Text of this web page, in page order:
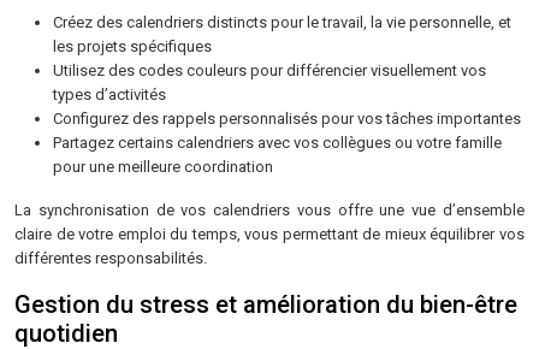
Créez des calendriers distincts pour le travail, la vie personnelle, et
les projets spécifiques
Utilisez des codes couleurs pour différencier visuellement vos
types d’activités
Configurez des rappels personnalisés pour vos tâches importantes
Partagez certains calendriers avec vos collègues ou votre famille
pour une meilleure coordination
La synchronisation de vos calendriers vous offre une vue d’ensemble
claire de votre emploi du temps, vous permettant de mieux équilibrer vos
différentes responsabilités.
Gestion du stress et amélioration du bien-être
quotidien